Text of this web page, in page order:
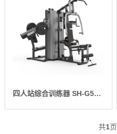
四人站综合训练器 SH-G5205
共1页